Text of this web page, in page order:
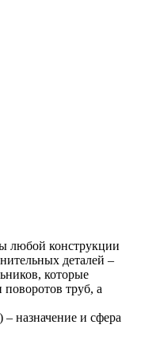
любой конструкции
деталей –
которые
поворотов труб, а
назначение и сфера